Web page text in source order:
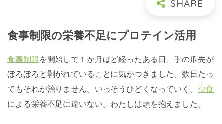
食事制限の栄養不足にプロテイン活用
食事制限を開始して１か月ほど経ったある日、手の爪先が
ぼろぼろと剥がれていることに気がつきました。数日たっ
てもそれが治りません。いっそうひどくなっていく。 少食
による栄養不足に違いない。わたしは頭を抱えました。